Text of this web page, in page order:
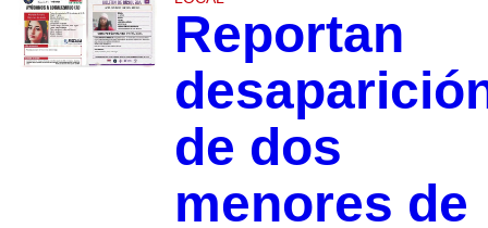
Reportan
de dos
menores de